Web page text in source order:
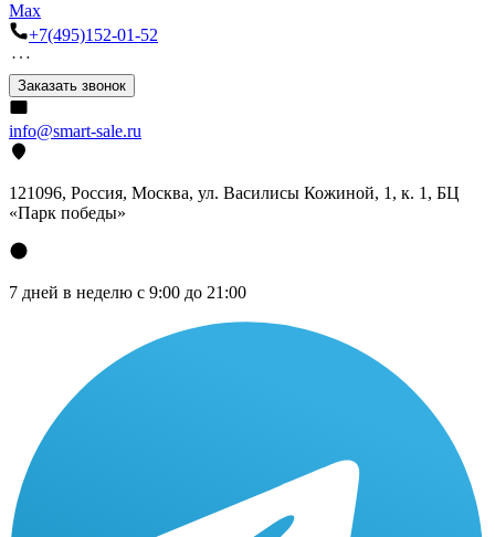
Max
+7(495)152-01-52
Заказать звонок
info@smart-sale.ru
121096, Россия, Москва, ул. Василисы Кожиной, 1, к. 1, БЦ
«Парк победы»
7 дней в неделю с 9:00 до 21:00